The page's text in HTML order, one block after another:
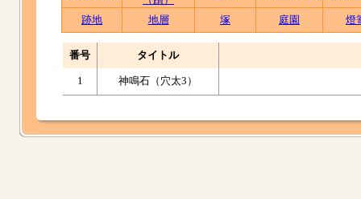
跡地 地層 塚 庭園 燈
番号 タイトル
1 神鳴石（穴太3）